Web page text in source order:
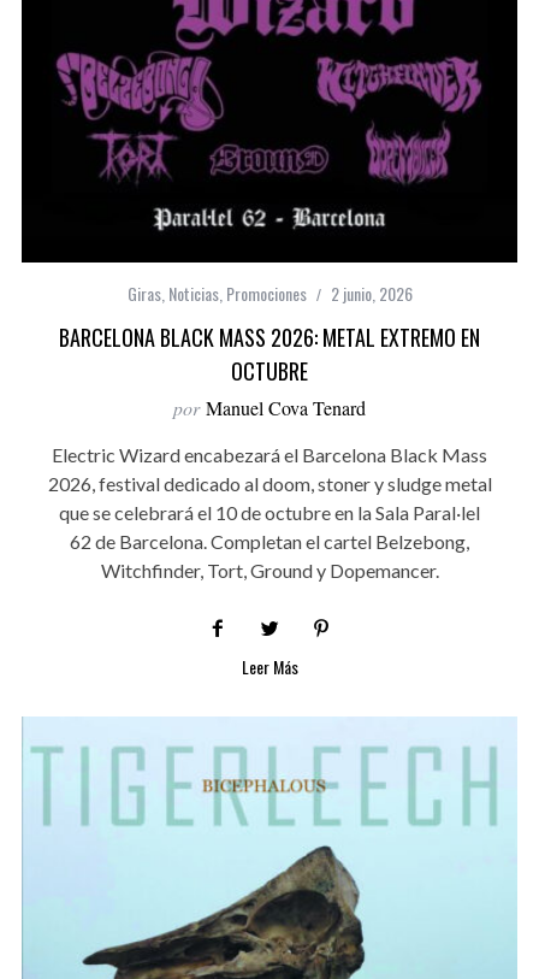
Giras, Noticias, Promociones 2 junio, 2026
BARCELONA BLACK MASS 2026: METAL EXTREMO EN
OCTUBRE
por Manuel Cova Tenard
Electric Wizard encabezará el Barcelona Black Mass
2026, festival dedicado al doom, stoner y sludge metal
que se celebrará el 10 de octubre en la Sala Paral·lel
62 de Barcelona. Completan el cartel Belzebong,
Witchfinder, Tort, Ground y Dopemancer.
Leer Más